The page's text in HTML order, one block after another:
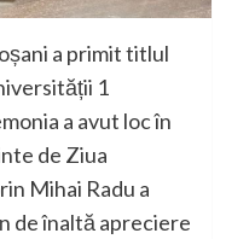
a primit titlul
1
a avut loc în
de Ziua
Mihai Radu a
de înaltă apreciere